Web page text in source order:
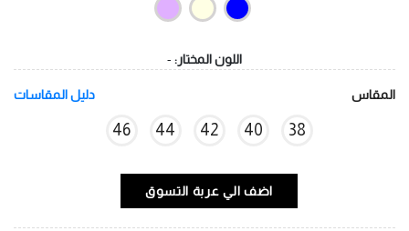
اللون المختار: -
المقاس دليل المقاسات
38
40
42
44
46
اضف الي عربة التسوق